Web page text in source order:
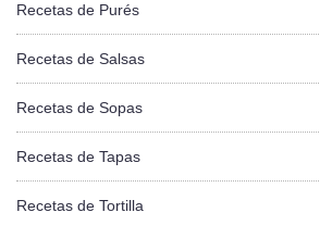
Recetas de Purés
Recetas de Salsas
Recetas de Sopas
Recetas de Tapas
Recetas de Tortilla